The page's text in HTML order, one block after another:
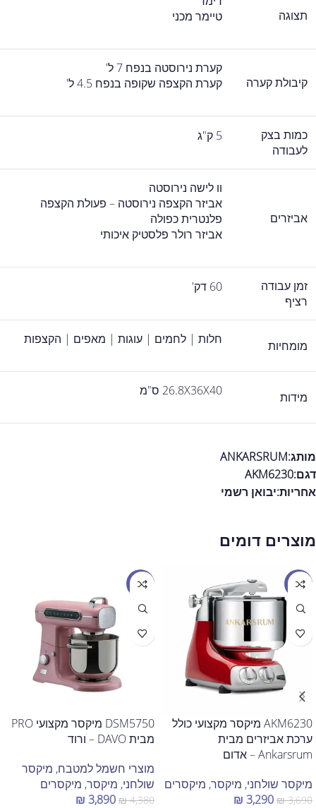
תצוגה
טיימר מכני
קיבולת קערה
קערת נירוסטה בנפח 7 ל'
קערת הקצפה שקופה בנפח 4.5 ל'
כמות בצק
לעבודה
5 ק"ג
אביזרים
וו לישה נירוסטה
אביזר הקצפה נירוסטה – פעולת הקצפה
פלנטרית כפולה
אביזר רולר פלסטיק איכותי
זמן עבודה
רציף
60 דק'
מומחיות חלות | לחמים | עוגות | מאפים | הקצפות
מידות 26.8X36X40 ס"מ
מותג:ANKARSRUM
דגם:AKM6230
אחריות:יבואן רשמי
מוצרים דומים
מבצע
AKM6230 מיקסר מקצועי כולל
ערכת אביזרים מבית
Ankarsrum – אדום
מיקסר שולחני, מיקסר, מיקסרים
₪3,690
₪ 3,290
מבצע
DSM5750 מיקסר מקצועי PRO
מבית DAVO – ורוד
מוצרי חשמל למטבח, מיקסר
שולחני, מיקסר, מיקסרים
₪4,380
₪ 3,890